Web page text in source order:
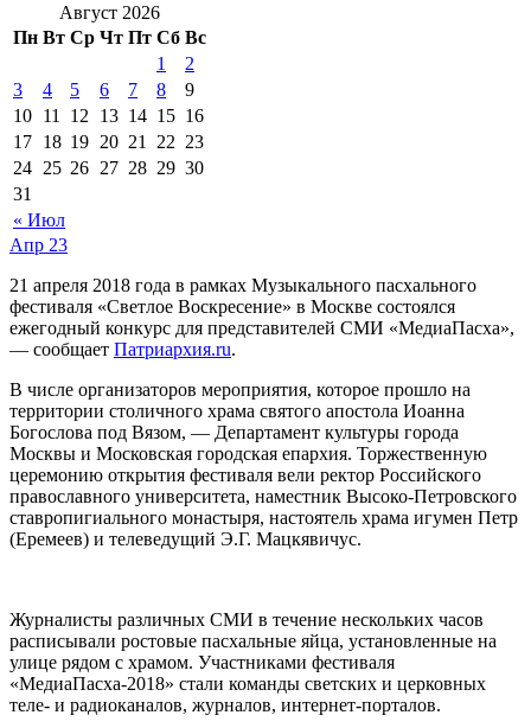
Август 2026
Пн Вт Ср Чт Пт Сб Вс
« Июл
1
2
3
4 5 6 7 8
9
10 11 12 13 14 15 16
17 18 19 20 21 22 23
24 25 26 27 28 29 30
31
Апр 23
21 апреля 2018 года в рамках Музыкального пасхального
фестиваля «Светлое Воскресение» в Москве состоялся
ежегодный конкурс для представителей СМИ «МедиаПасха»,
— сообщает Патриархия.ru.
В числе организаторов мероприятия, которое прошло на
территории столичного храма святого апостола Иоанна
Богослова под Вязом, — Департамент культуры города
Москвы и Московская городская епархия. Торжественную
церемонию открытия фестиваля вели ректор Российского
православного университета, наместник Высоко-Петровского
ставропигиального монастыря, настоятель храма игумен Петр
(Еремеев) и телеведущий Э.Г. Мацкявичус.
Журналисты различных СМИ в течение нескольких часов
расписывали ростовые пасхальные яйца, установленные на
улице рядом с храмом. Участниками фестиваля
«МедиаПасха-2018» стали команды светских и церковных
теле- и радиоканалов, журналов, интернет-порталов.